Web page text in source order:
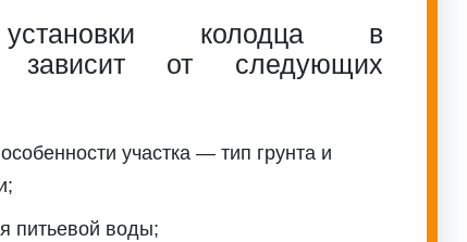
колодца в
зависит от следующих
участка — тип грунта и
питьевой воды;